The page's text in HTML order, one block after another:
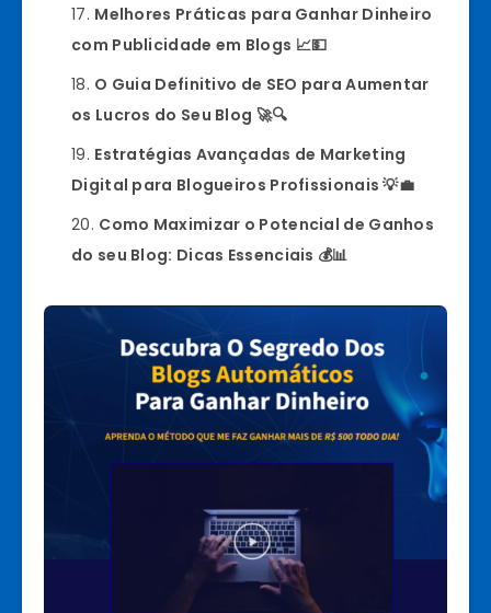
Melhores Práticas para Ganhar Dinheiro
com Publicidade em Blogs 📈💵
O Guia Definitivo de SEO para Aumentar
os Lucros do Seu Blog 🚀🔍
Estratégias Avançadas de Marketing
Digital para Blogueiros Profissionais 💡💼
Como Maximizar o Potencial de Ganhos
do seu Blog: Dicas Essenciais 💰📊